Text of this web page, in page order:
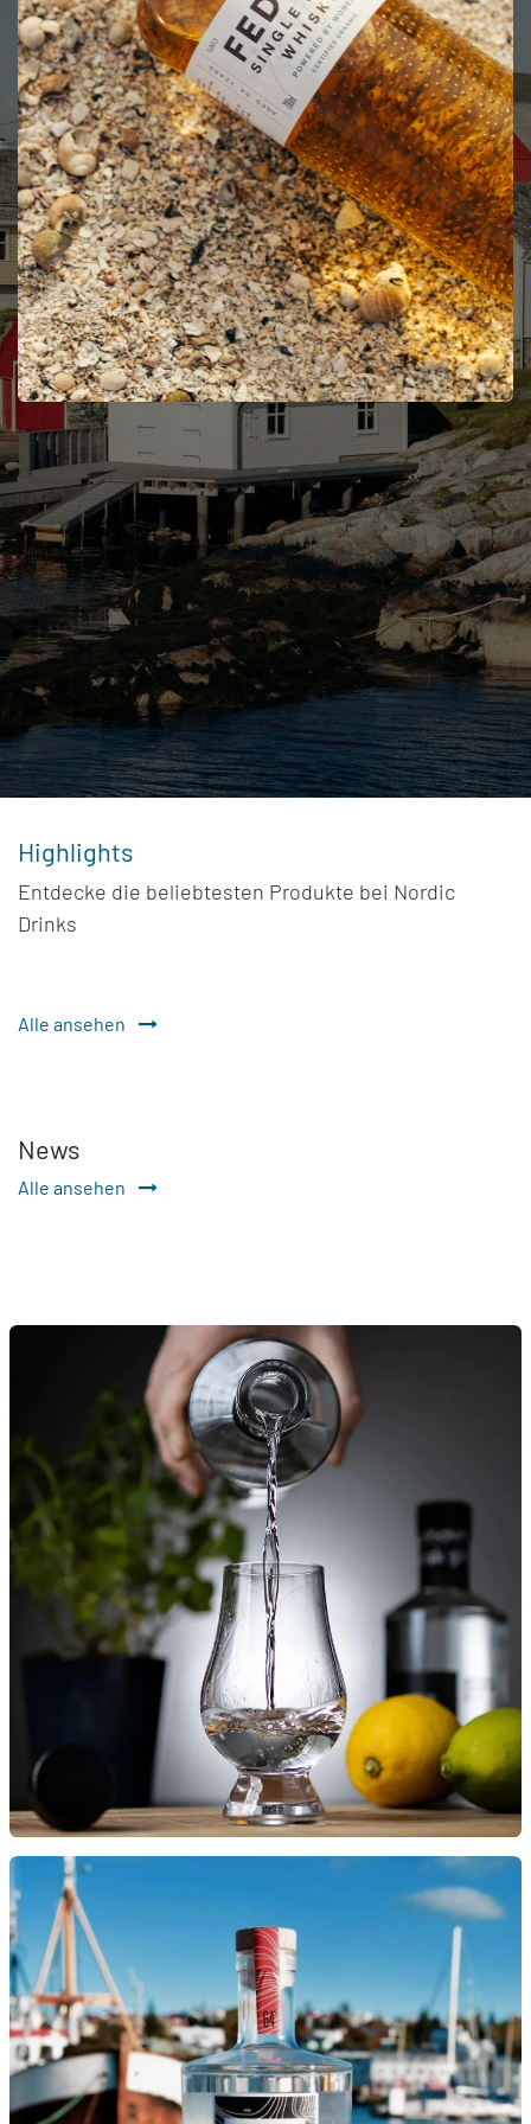
Highlights
Entdecke die beliebtesten Produkte bei Nordic
Drinks
Alle ansehen
News
Alle ansehen